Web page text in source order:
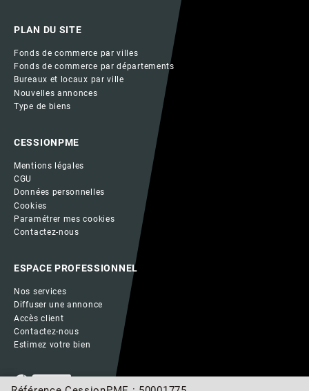
PLAN DU SITE
Fonds de commerce par villes
Fonds de commerce par départements
Bureaux et locaux par ville
Nouvelles annonces
Type de biens
CESSIONPME
Mentions légales
CGU
Données personnelles
Cookies
Paramétrer mes cookies
Contactez-nous
ESPACE PROFESSIONNEL
Nos services
Diffuser une annonce
Accès client
Contactez-nous
Estimez votre bien